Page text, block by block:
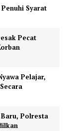
Syarat
Pecat
Pelajar,
Baru, Polresta